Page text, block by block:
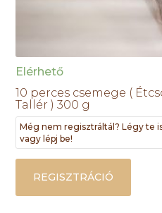
Elérhető
10 perces csemege (
Tallér ) 300 g
Még nem regisztráltál? Légy te
vagy lépj be!
REGISZTRÁCIÓ